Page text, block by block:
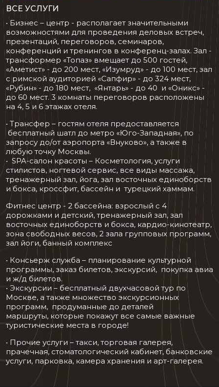
ВСЕ УСЛУГИ
• Бизнес – центр - располагает значительными
возможностями для проведения деловых встреч,
презентаций, переговоров, семинаров,
конференций и тренингов в конференц-залах. Зал -
трансформер «Топаз» вмещает до 500 гостей,
«Аметист» - до 200 мест, «Изумруд» - до 100 мест, зал
с римской аудиторией «Сапфир» - до 324 мест,
«Рубин» - до 180 мест, «Янтарь» - до 40 и «Оникс» -
до 60 мест. 3 комнаты переговоров расположены
на 4, 5 и 6 этажах отеля.
• Трансфер – гостям отеля предоставляется
бесплатный шатл до метро «Юго-Западная», по
запросу до/от аэропорта «Внуково», а также в
любую точку Москвы.
• SPA-салон красоты – Косметология, услуги
стилистов, ногтевой сервис, все виды массажа,
тренажерный зал, йога, зал восточных единоборств
и бокса, кроссфит, бассейн и турецкий хаммам.
Фитнес центр - 2 бассейна: взрослый с 4
дорожками и детский, тренажерный зал, зал
восточных единоборств и бокса, кардио-кинотеатр,
зона свободных весов, 2 зала групповых программ,
зал йоги, банный комплекс
• Консьерж служба – планирование культурной
программы, заказ билетов, экскурсий, покупка авиа
и ж/д билетов.
• Экскурсии – бесплатный двухчасовой тур по
Москве, а также множество экскурсионных
программ, продуманные до деталей
маршруты, которые покажут все самые важные
туристические места в городе!
• Прочие услуги – такси, торговая галерея,
прачечная, стоматологический кабинет, банковские
услуги, парковка, камера хранения и арт-галерея.